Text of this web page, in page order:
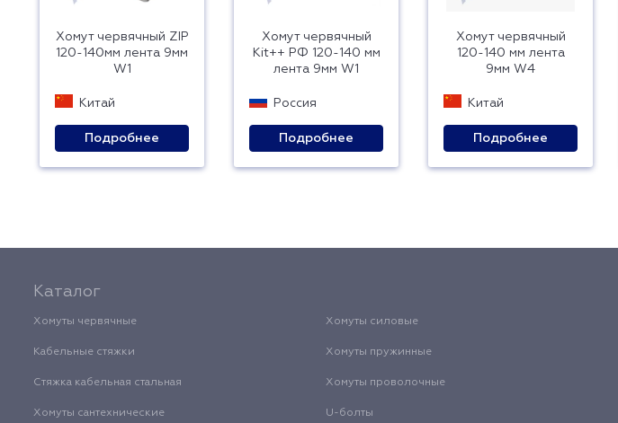
Хомут червячный ZIP
120-140мм лента 9мм
W1
Китай
Подробнее
Хомут червячный
Kit++ РФ 120-140 мм
лента 9мм W1
Россия
Подробнее
Хомут червячный
120-140 мм лента
9мм W4
Китай
Подробнее
Каталог
Хомуты червячные Хомуты силовые
Кабельные стяжки Хомуты пружинные
Стяжка кабельная стальная Хомуты проволочные
Хомуты сантехнические U-болты